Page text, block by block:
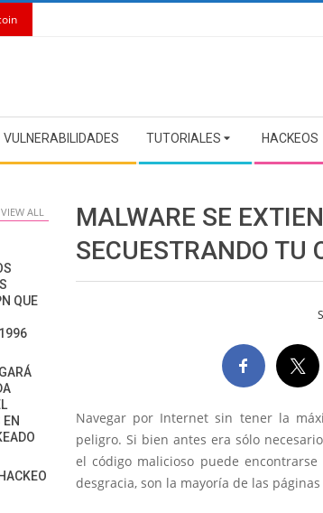
VULNERABILIDADES TUTORIALES HACKEOS
MALWARE SE
SECUESTRANDO TU
Navegar por Internet sin tener la
peligro. Si bien antes era sólo
el código malicioso puede
desgracia, son la mayoría de las
VIEW ALL
QUE